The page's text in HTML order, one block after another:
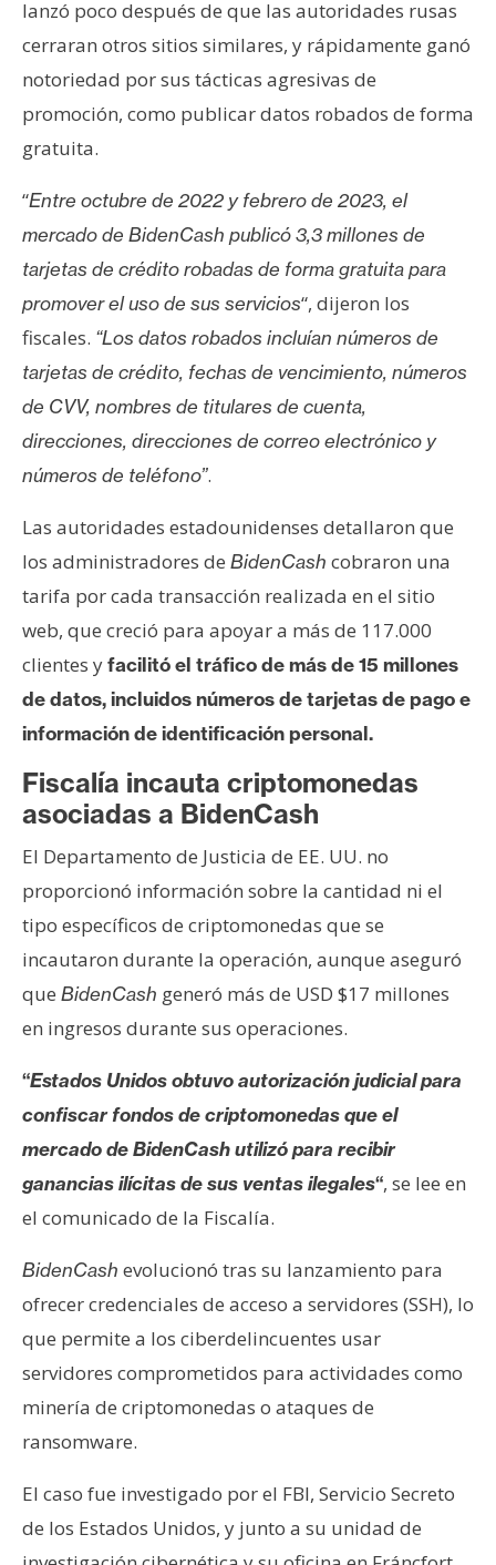
T
e
a
R
c
u
r
s
o
C
o
n
a
c
t
o
P
u
l
i
c
i
a
d
lanzó poco después de que las autoridades rusas
cerraran otros sitios similares, y rápidamente ganó
notoriedad por sus tácticas agresivas de
promoción, como publicar datos robados de forma
gratuita.
“Entre octubre de 2022 y febrero de 2023, el
mercado de BidenCash publicó 3,3 millones de
tarjetas de crédito robadas de forma gratuita para
promover el uso de sus servicios“, dijeron los
fiscales. “Los datos robados incluían números de
tarjetas de crédito, fechas de vencimiento, números
de CVV, nombres de titulares de cuenta,
direcciones, direcciones de correo electrónico y
números de teléfono”.
Las autoridades estadounidenses detallaron que
los administradores de BidenCash cobraron una
tarifa por cada transacción realizada en el sitio
web, que creció para apoyar a más de 117.000
clientes yfacilitó el tráfico de más de 15 millones
de datos, incluidos números de tarjetas de pago e
información de identificación personal.
Fiscalía incauta criptomonedas
asociadas a BidenCash
El Departamento de Justicia de EE. UU. no
proporcionó información sobre la cantidad ni el
tipo específicos de criptomonedas que se
incautaron durante la operación, aunque aseguró
que BidenCash generó más de USD $17 millones
en ingresos durante sus operaciones.
“Estados Unidos obtuvo autorización judicial para
confiscar fondos de criptomonedas que el
mercado de BidenCash utilizó para recibir
ganancias ilícitas de sus ventas ilegales“, se lee en
el comunicado de la Fiscalía.
BidenCash evolucionó tras su lanzamiento para
ofrecer credenciales de acceso a servidores (SSH), lo
que permite a los ciberdelincuentes usar
servidores comprometidos para actividades como
minería de criptomonedas o ataques de
ransomware.
El caso fue investigado por el FBI, Servicio Secreto
de los Estados Unidos, y junto a su unidad de